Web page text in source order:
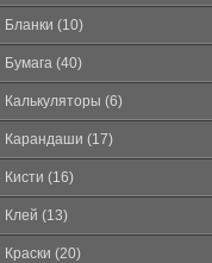
Бланки (10)
Бумага (40)
Калькуляторы (6)
Карандаши (17)
Кисти (16)
Клей (13)
Краски (20)